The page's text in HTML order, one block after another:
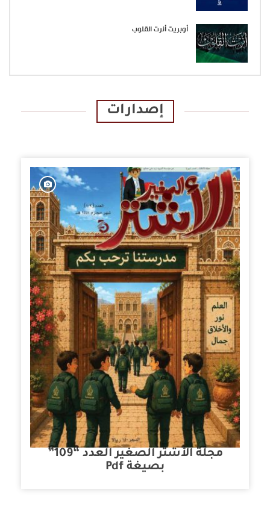
أوبريت أنرت القلوب
إصدارات
مجلة الأشتر الصغير العدد “109”
بصيغة Pdf